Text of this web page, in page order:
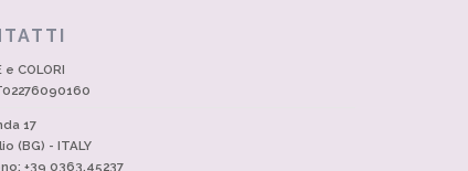
e COLORI
17
(BG) - ITALY
+39 0363.45237